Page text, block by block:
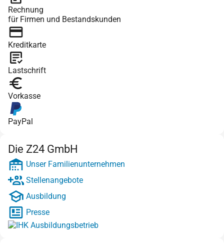
Rechnung
für Firmen und Bestandskunden
Kreditkarte
Lastschrift
Vorkasse
PayPal
Die Z24 GmbH
Unser Familienunternehmen
Stellenangebote
Ausbildung
Presse